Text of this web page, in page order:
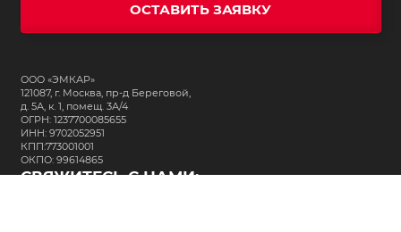
ОСТАВИТЬ ЗАЯВКУ
ООО «ЭМКАР»
121087, г. Москва, пр-д Береговой,
д. 5А, к. 1, помещ. 3А/4
ОГРН: 1237700085655
ИНН: 9702052951
КПП:773001001
ОКПО: 99614865
СВЯЖИТЕСЬ С НАМИ: